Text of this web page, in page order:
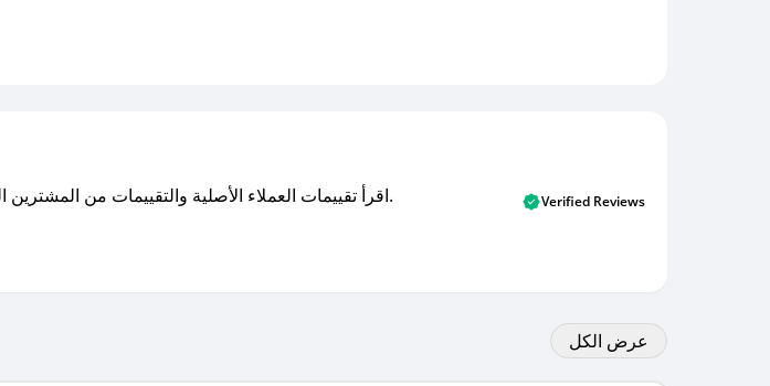
اقرأ تقييمات العملاء الأصلية والتقييمات من المشترين المتحققين. اكتشف ما يعتقده المستخدمون الحقيقيون حول خدمتنا وتعلم من تجاربهم. Verified Reviews
عرض الكل